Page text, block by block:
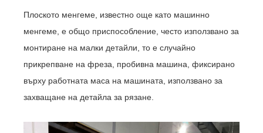
Плоското менгеме, известно още като машинно
менгеме, е общо приспособление, често използвано за
монтиране на малки детайли, то е случайно
прикрепване на фреза, пробивна машина, фиксирано
върху работната маса на машината, използвано за
захващане на детайла за рязане.